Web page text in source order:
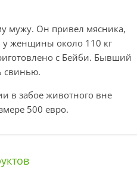
мужу. Он привел мясника,
у женщины около 110 кг
с Бейби. Бывший
свинью.
в забое животного вне
500 евро.